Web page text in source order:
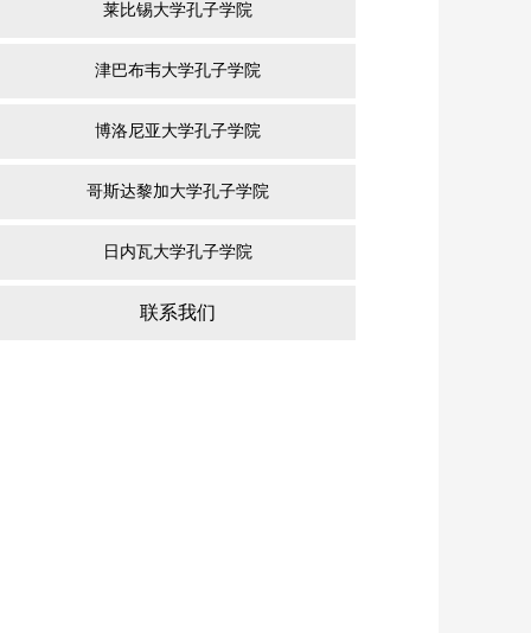
莱比锡大学孔子学院
津巴布韦大学孔子学院
博洛尼亚大学孔子学院
哥斯达黎加大学孔子学院
日内瓦大学孔子学院
联系我们